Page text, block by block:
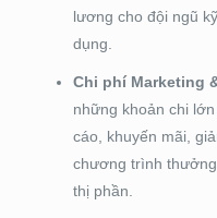
lương cho đội ngũ
dụng.
Chi phí Marketing
những khoản chi
cáo, khuyến mãi,
chương trình
thị phần.